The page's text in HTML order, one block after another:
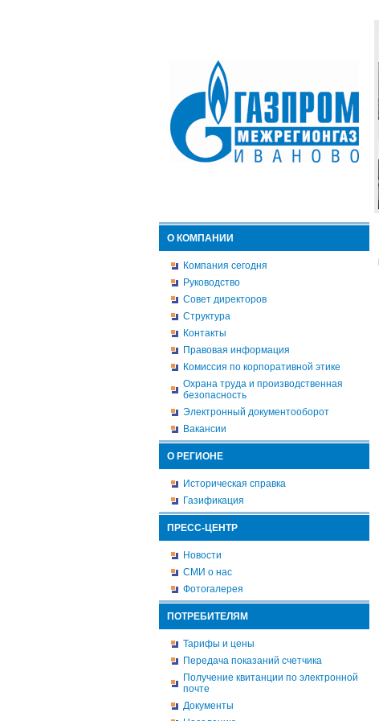
О КОМПАНИИ
Компания сегодня
Руководство
Совет директоров
Структура
Контакты
Правовая информация
Комиссия по корпоративной этике
Охрана труда и производственная
безопасность
Электронный документооборот
Вакансии
О РЕГИОНЕ
Историческая справка
Газификация
ПРЕСС-ЦЕНТР
Новости
СМИ о нас
Фотогалерея
ПОТРЕБИТЕЛЯМ
Тарифы и цены
Передача показаний счетчика
Получение квитанции по электронной
почте
Документы